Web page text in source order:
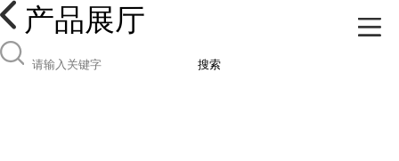
产品展厅
搜索